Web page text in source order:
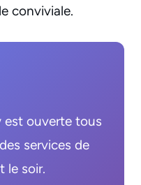
conviviale.
est ouverte tous
services de
le soir.